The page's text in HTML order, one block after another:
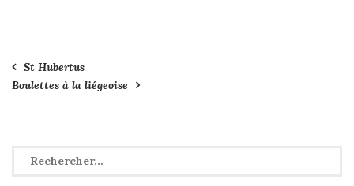
Navigation
de
St Hubertus
Boulettes à la liégeoise
Rechercher :